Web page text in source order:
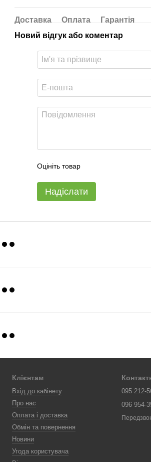
Доставка Оплата
Гарантія
Новий відгук або коментар
Оцініть товар
Надіслати
Клієнтам
Вхід до кабінету
Про нас
Оплата і доставка
Обмін та повернення
Новини
Угода користувача
095
096 954-